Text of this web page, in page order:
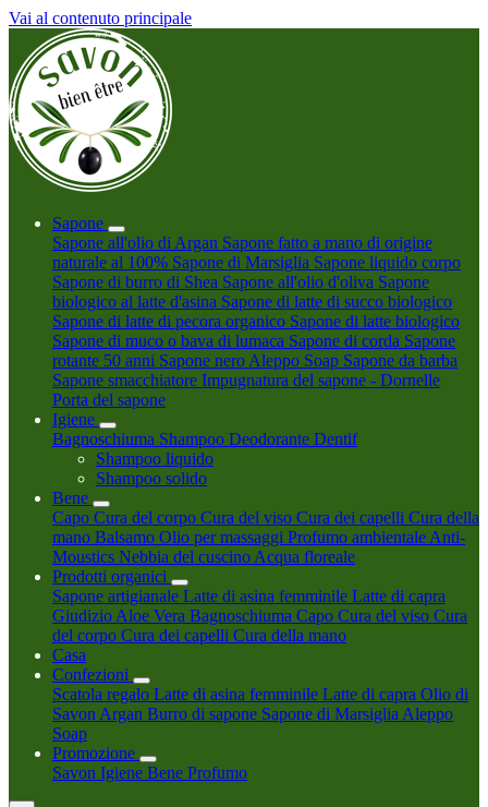
Vai al contenuto principale
Sapone
Sapone all'olio di Argan Sapone fatto a mano di origine
naturale al 100% Sapone di Marsiglia Sapone liquido corpo
Sapone di burro di Shea Sapone all'olio d'oliva Sapone
biologico al latte d'asina Sapone di latte di succo biologico
Sapone di latte di pecora organico Sapone di latte biologico
Sapone di muco o bava di lumaca Sapone di corda Sapone
rotante 50 anni Sapone nero Aleppo Soap Sapone da barba
Sapone smacchiatore Impugnatura del sapone - Dornelle
Porta del sapone
Igiene
Bagnoschiuma Shampoo Deodorante Dentif
Shampoo liquido
Shampoo solido
Bene
Capo Cura del corpo Cura del viso Cura dei capelli Cura della
mano Balsamo Olio per massaggi Profumo ambientale Anti-
Moustics Nebbia del cuscino Acqua floreale
Prodotti organici
Sapone artigianale Latte di asina femminile Latte di capra
Giudizio Aloe Vera Bagnoschiuma Capo Cura del viso Cura
del corpo Cura dei capelli Cura della mano
Casa
Confezioni
Scatola regalo Latte di asina femminile Latte di capra Olio di
Savon Argan Burro di sapone Sapone di Marsiglia Aleppo
Soap
Promozione
Savon Igiene Bene Profumo